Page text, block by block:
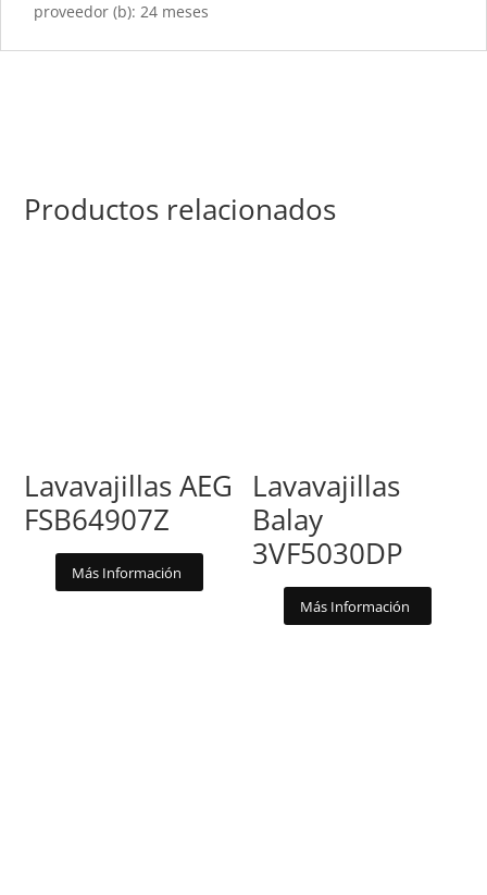
proveedor (b): 24 meses
Productos relacionados
Lavavajillas AEG
FSB64907Z
Más Información
Lavavajillas
Balay
3VF5030DP
Más Información